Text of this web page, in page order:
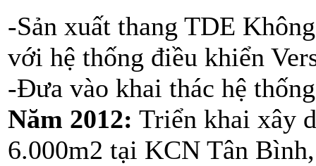
-Sản xuất thang TDE
với hệ thống điều khiển
-Đưa vào khai thác hệ
Năm 2012: Triển khai xây
6.000m2 tại KCN Tân